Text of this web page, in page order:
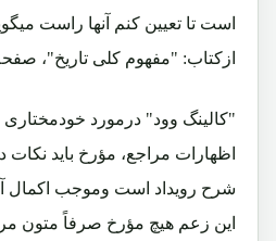
است تا تعيين کنم آنها راست
ازکتاب: "مفهوم کلی تاریخ"،
"کالینگ وود" درمورد
اظهارات مراجع، مؤرخ باید
شرح رویداد است وموجب اکمال آن
این زعم هیچ مؤرخ صرفاً متون